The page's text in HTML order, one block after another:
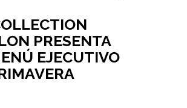
PRESENTA
EJECUTIVO